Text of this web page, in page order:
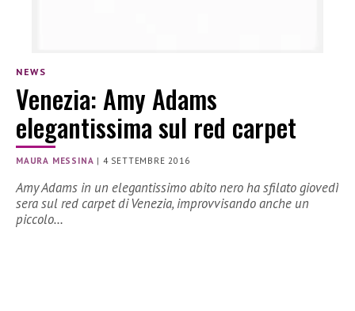
NEWS
Venezia: Amy Adams
elegantissima sul red carpet
MAURA MESSINA | 4 SETTEMBRE 2016
Amy Adams in un elegantissimo abito nero ha sfilato giovedì
sera sul red carpet di Venezia, improvvisando anche un
piccolo…